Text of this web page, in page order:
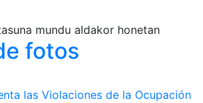
mundu aldakor honetan
fotos
las Violaciones de la Ocupación